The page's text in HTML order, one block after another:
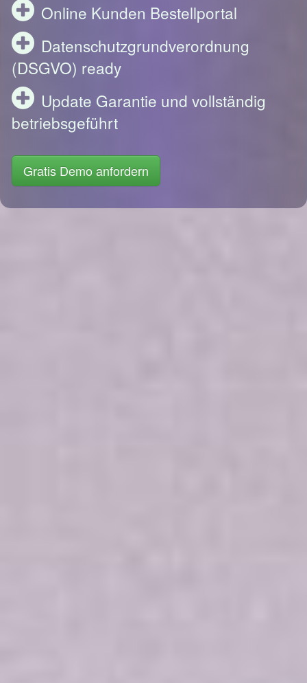
Online Kunden Bestellportal
Datenschutzgrundverordnung
(DSGVO) ready
Update Garantie und vollständig
betriebsgeführt
Gratis Demo anfordern